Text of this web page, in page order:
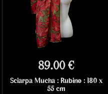
89.00 €
Sciarpa Mucha : Rubino : 180 x
55 cm